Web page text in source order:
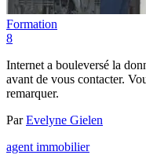
Formation
8
Internet a bouleversé la
avant de vous contacter.
remarquer.
ParEvelyne Gielen
agent immobilier